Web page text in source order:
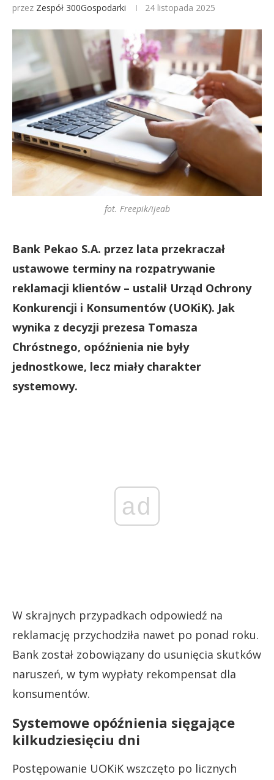
przez Zespół 300Gospodarki 24 listopada 2025
fot. Freepik/ijeab
Bank Pekao S.A. przez lata przekraczał
ustawowe terminy na rozpatrywanie
reklamacji klientów – ustalił Urząd Ochrony
Konkurencji i Konsumentów (UOKiK). Jak
wynika z decyzji prezesa Tomasza
Chróstnego, opóźnienia nie były
jednostkowe, lecz miały charakter
systemowy.
ad
W skrajnych przypadkach odpowiedź na
reklamację przychodziła nawet po ponad roku.
Bank został zobowiązany do usunięcia skutków
naruszeń, w tym wypłaty rekompensat dla
konsumentów.
Systemowe opóźnienia sięgające
kilkudziesięciu dni
Postępowanie UOKiK wszczęto po licznych